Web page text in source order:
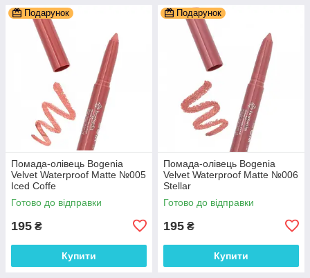
Подарунок
Помада-олівець Bogenia
Velvet Waterproof Matte №005
Iced Coffe
Готово до відправки
195 ₴
Купити
Подарунок
Помада-олівець Bogenia
Velvet Waterproof Matte №006
Stellar
Готово до відправки
195 ₴
Купити